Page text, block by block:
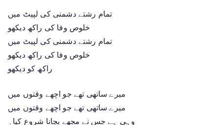
تمام رشتے دشمنی کی لپیٹ میں
خلوص وفا کی راکھ دیکھو
تمام رشتے دشمنی کی لپیٹ میں
خلوص وفا کی راکھ دیکھو
راکھ کو دیکھو
میرے ساتھی تھے جو اچھے وقتوں میں
میرے ساتھی تھے جو اچھے وقتوں میں
وہی ہے جس نے مجھے بچانا شروع کیا۔